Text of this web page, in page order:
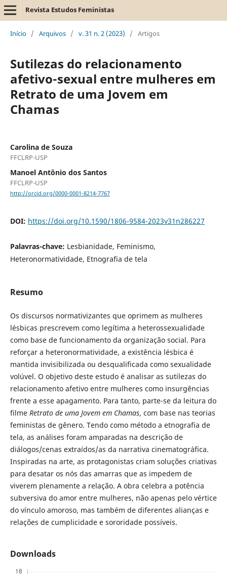
Revista Estudos Feministas
Início / Arquivos / v. 31 n. 2 (2023) / Artigos
Sutilezas do relacionamento
afetivo-sexual entre mulheres em
Retrato de uma Jovem em
Chamas
Carolina de Souza
FFCLRP-USP
Manoel Antônio dos Santos
FFCLRP-USP
http://orcid.org/0000-0001-8214-7767
DOI: https://doi.org/10.1590/1806-9584-2023v31n286227
Palavras-chave: Lesbianidade, Feminismo,
Heteronormatividade, Etnografia de tela
Resumo
Os discursos normativizantes que oprimem as mulheres
lésbicas prescrevem como legítima a heterossexualidade
como base de funcionamento da organização social. Para
reforçar a heteronormatividade, a existência lésbica é
mantida invisibilizada ou desqualificada como sexualidade
volúvel. O objetivo deste estudo é analisar as sutilezas do
relacionamento afetivo entre mulheres como insurgências
frente a esse apagamento. Para tanto, parte-se da leitura do
filme Retrato de uma Jovem em Chamas, com base nas teorias
feministas de gênero. Tendo como método a etnografia de
tela, as análises foram amparadas na descrição de
diálogos/cenas extraídos/as da narrativa cinematográfica.
Inspiradas na arte, as protagonistas criam soluções criativas
para desatar os nós das amarras que as impedem de
viverem plenamente a relação. A obra celebra a potência
subversiva do amor entre mulheres, não apenas pelo vértice
do vínculo amoroso, mas também de diferentes alianças e
relações de cumplicidade e sororidade possíveis.
Downloads